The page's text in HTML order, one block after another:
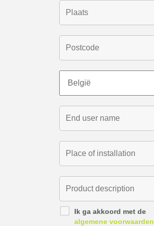
Ik ga akkoord met de
algemene voorwaarden